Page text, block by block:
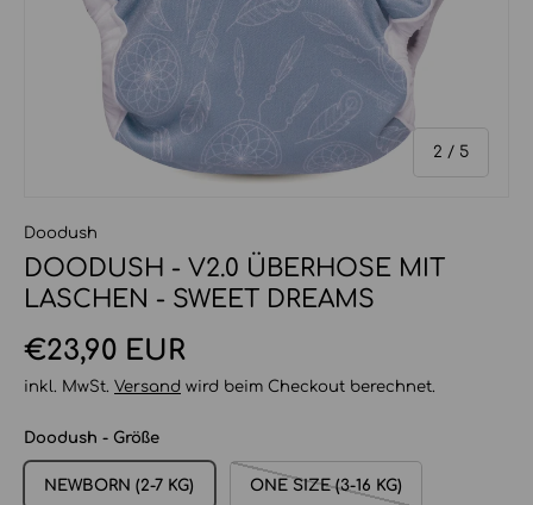
2 / von
5
Doodush
DOODUSH - V2.0 ÜBERHOSE MIT
LASCHEN - SWEET DREAMS
Normaler Preis
€23,90 EUR
inkl. MwSt. Versand wird beim Checkout berechnet.
Doodush - Größe
NEWBORN (2-7 KG) ONE SIZE (3-16 KG)